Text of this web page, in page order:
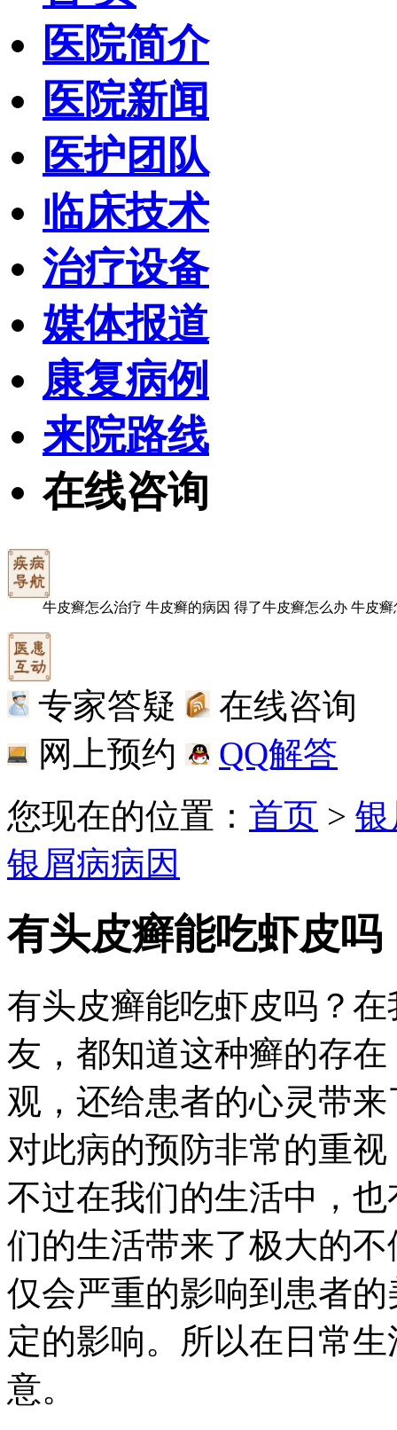
医院简介
医院新闻
医护团队
临床技术
治疗设备
媒体报道
康复病例
来院路线
在线咨询
牛皮癣怎么治疗 牛皮癣的病因 得了牛皮癣怎么办 牛皮癣
专家答疑
在线咨询
网上预约
QQ解答
您现在的位置： 首页 >
银屑病病因
有头皮癣能吃虾皮吗
有头皮癣能吃虾皮吗？
友，都知道这种癣的存
观，还给患者的心灵带
对此病的预防非常的重
不过在我们的生活中，
们的生活带来了极大的
仅会严重的影响到患者
定的影响。所以在日常
意。